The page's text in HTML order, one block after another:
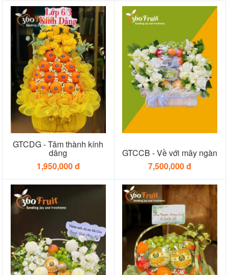
GTCDG - Tâm thành kính
dâng
1,950,000 đ
GTCCB - Về với mây ngàn
7,500,000 đ